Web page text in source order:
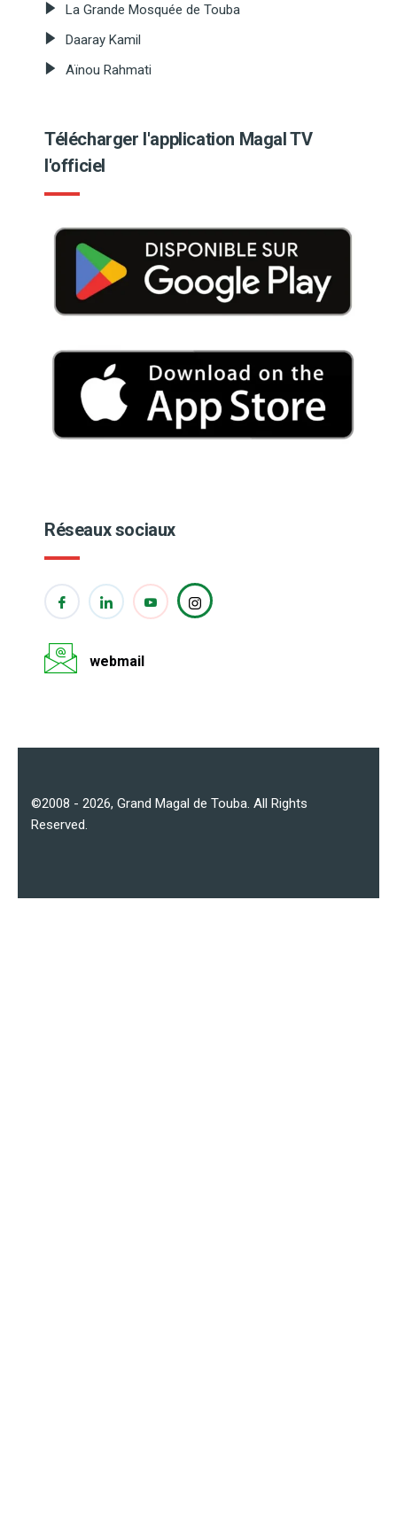
La Grande Mosquée de Touba
Daaray Kamil
Aïnou Rahmati
Télécharger l'application Magal TV
l'officiel
Réseaux sociaux
webmail
©2008 - 2026, Grand Magal de Touba. All Rights
Reserved.